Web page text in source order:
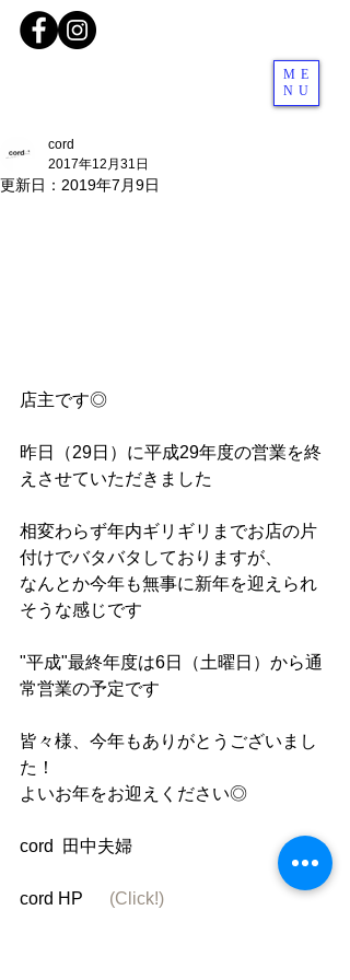
ME
NU
cord
2017年12月31日
更新日： 2019年7月9日
店主です◎
昨日（29日）に平成29年度の営業を終
えさせていただきました
相変わらず年内ギリギリまでお店の片
付けでバタバタしておりますが、
なんとか今年も無事に新年を迎えられ
そうな感じです
"平成"最終年度は6日（土曜日）から通
常営業の予定です
皆々様、今年もありがとうございまし
た！
よいお年をお迎えください◎
cord  田中夫婦
cord HP (Click!)